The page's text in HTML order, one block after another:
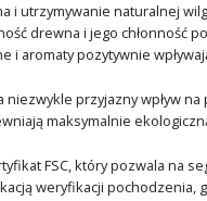
i utrzymywanie naturalnej
drewna i jego chłonność
pozytywnie
przyjazny wpływ
maksymalnie
FSC, który pozwala na
weryfikacji pochodzenia,